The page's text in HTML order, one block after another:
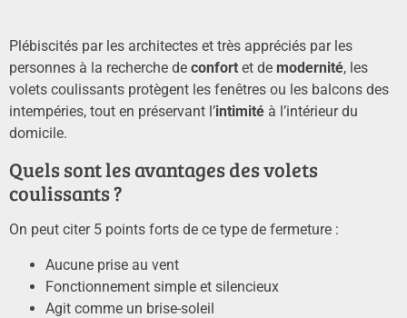
Plébiscités par les architectes et très appréciés par les
personnes à la recherche de confort et de modernité, les
volets coulissants protègent les fenêtres ou les balcons des
intempéries, tout en préservant l’intimité à l’intérieur du
domicile.
Quels sont les avantages des volets
coulissants ?
On peut citer 5 points forts de ce type de fermeture :
Aucune prise au vent
Fonctionnement simple et silencieux
Agit comme un brise-soleil